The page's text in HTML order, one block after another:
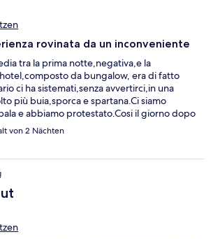
rovinata da un inconveniente
tra la prima notte,negativa,e la
da bungalow, era di fatto
ci ha sistemati,senza avvertirci,in una
più buia,sporca e spartana.Ci siamo
e abbiamo protestato.Cosi il giorno dopo
cena niente di che: hanno fatto bruciare il
stare.Meglio fare i 500 metri nella
dire che i bungalow “titolari” sono carini e
anche una piccola piscina
von 2 Nächten